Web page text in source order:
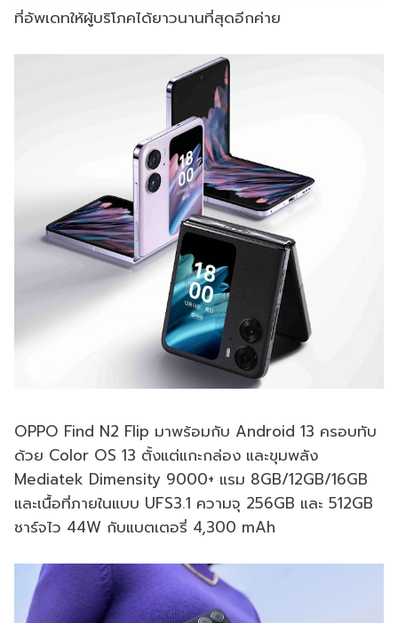
ที่อัพเดทให้ผู้บริโภคได้ยาวนานที่สุดอีกค่าย
OPPO Find N2 Flip มาพร้อมกับ Android 13 ครอบทับ
ด้วย Color OS 13 ตั้งแต่แกะกล่อง และขุมพลัง
Mediatek Dimensity 9000+ แรม 8GB/12GB/16GB
และเนื้อที่ภายในแบบ UFS3.1 ความจุ 256GB และ 512GB
ชาร์จไว 44W กับแบตเตอรี่ 4,300 mAh